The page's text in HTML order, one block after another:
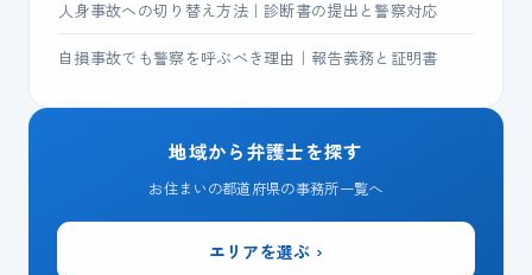
人身事故への切り替え方法｜診断書の提出と警察対応
自損事故でも警察を呼ぶべき理由｜報告義務と証明書
地域から弁護士を探す
お住まいの都道府県の事務所一覧へ
エリアを選ぶ ›